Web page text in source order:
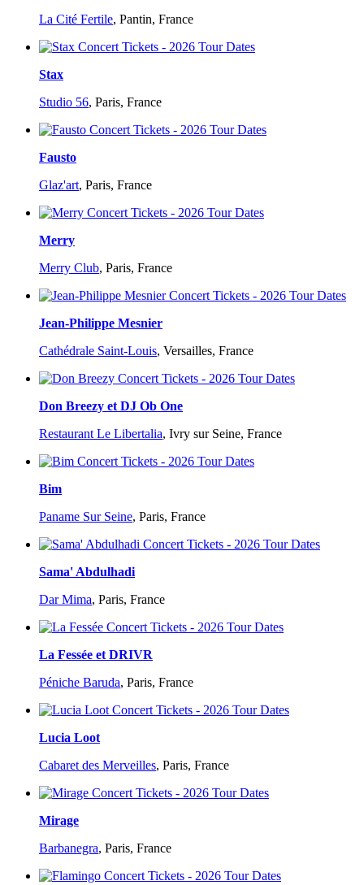
La Cité Fertile, Pantin, France
Stax
Studio 56, Paris, France
Fausto
Glaz'art, Paris, France
Merry
Merry Club, Paris, France
Jean-Philippe Mesnier
Cathédrale Saint-Louis, Versailles, France
Don Breezy et DJ Ob One
Restaurant Le Libertalia, Ivry sur Seine, France
Bim
Paname Sur Seine, Paris, France
Sama' Abdulhadi
Dar Mima, Paris, France
La Fessée et DRIVR
Péniche Baruda, Paris, France
Lucia Loot
Cabaret des Merveilles, Paris, France
Mirage
Barbanegra, Paris, France